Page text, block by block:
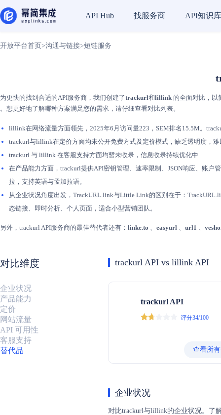
API Hub 找服务商 API知识库
开放平台首页 >沟通与链接>短链服务
为更快的找到合适的API服务商，我们创建了trackurl和lillink 的全面对比，以
。想更好地了解哪种方案满足您的需求，请仔细查看对比列表。
lillink在网络流量方面领先，2025年6月访问量223，SEM排名15.5M。
trackurl与lillink在定价方面均未公开免费方式及定价模式，缺乏透明度，
trackurl 与 lillink 在客服支持方面均暂未收录，信息收录持续优化中
在产品能力方面，trackurl提供API密钥管理、速率限制、JSON响应、账
拉，支持英语与孟加拉语。
从企业状况角度出发，TrackURL.link与Little Link的区别在于：
态链接、即时分析、个人页面，适合小型营销团队。
另外，trackurl API服务商的最佳替代者还有： linke.to 、 easyurl 、 url1 、
对比维度
企业状况
产品能力
定价
网站流量
API 可用性
客服支持
替代品
trackurl API vs lillink API
trackurl API
评分34/100
查看所
企业状况
对比trackurl与lillink的企业状况。了